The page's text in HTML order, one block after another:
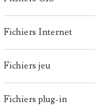
Fichiers Internet
Fichiers jeu
Fichiers plug-in